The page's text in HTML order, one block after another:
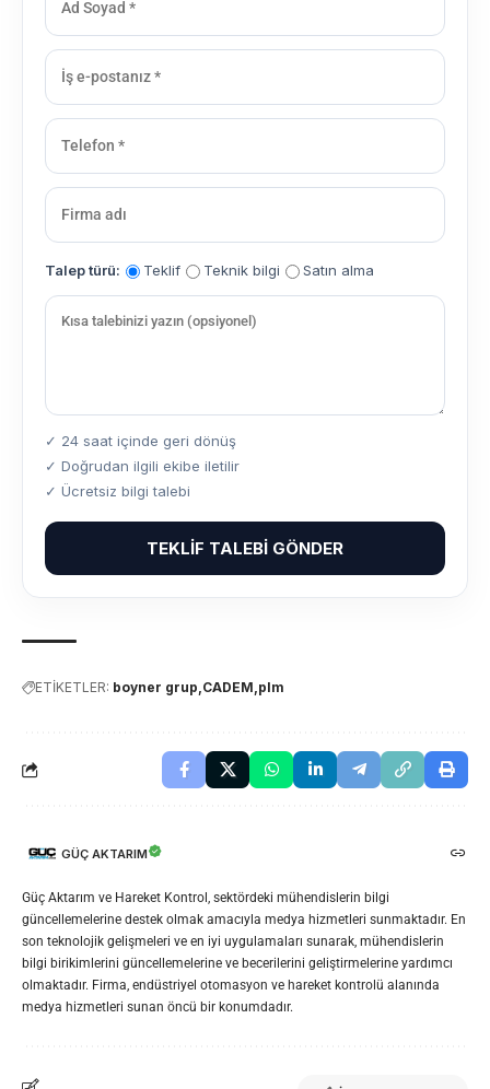
Talep türü: Teklif Teknik bilgi Satın alma
✓ 24 saat içinde geri dönüş
✓ Doğrudan ilgili ekibe iletilir
✓ Ücretsiz bilgi talebi
TEKLIF TALEBI GÖNDER
ETİKETLER: boyner grup CADEM plm
GÜÇ AKTARIM
Güç Aktarım ve Hareket Kontrol, sektördeki mühendislerin bilgi
güncellemelerine destek olmak amacıyla medya hizmetleri sunmaktadır. En
son teknolojik gelişmeleri ve en iyi uygulamaları sunarak, mühendislerin
bilgi birikimlerini güncellemelerine ve becerilerini geliştirmelerine yardımcı
olmaktadır. Firma, endüstriyel otomasyon ve hareket kontrolü alanında
medya hizmetleri sunan öncü bir konumdadır.